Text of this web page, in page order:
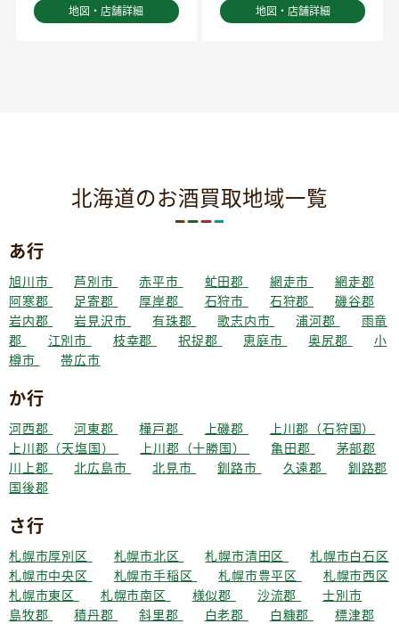
地図・店舗詳細 地図・店舗詳細
北海道のお酒買取地域一覧
あ行
旭川市 芦別市 赤平市 虻田郡 網走市
網走郡
阿寒郡
足寄郡 厚岸郡 石狩市 石狩郡
磯谷郡
岩内郡
岩見沢市 有珠郡 歌志内市 浦河郡
雨竜
郡
江別市 枝幸郡 択捉郡 恵庭市 奥尻郡
小
樽市
帯広市
か行
河西郡 河東郡 樺戸郡 上磯郡
上川郡（石狩国）
上川郡（天塩国）
上川郡（十勝国） 亀田郡
茅部郡
川上郡
北広島市 北見市 釧路市 久遠郡
釧路郡
国後郡
さ行
札幌市厚別区 札幌市北区 札幌市清田区
札幌市白石区
札幌市中央区
札幌市手稲区 札幌市豊平区
札幌市西区
札幌市東区
札幌市南区 様似郡 沙流郡
士別市
島牧郡
積丹郡 斜里郡 白老郡 白糠郡
標津郡